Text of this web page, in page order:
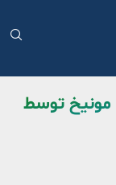
مونیخ توسط